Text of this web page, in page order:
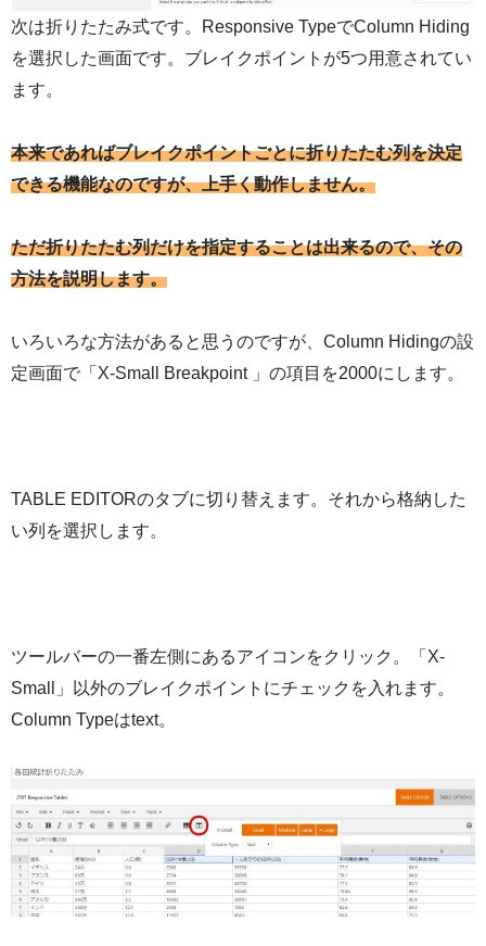
次は折りたたみ式です。Responsive TypeでColumn Hiding
を選択した画面です。ブレイクポイントが5つ用意されてい
ます。
本来であればブレイクポイントごとに折りたたむ列を決定
できる機能なのですが、上手く動作しません。
ただ折りたたむ列だけを指定することは出来るので、その
方法を説明します。
いろいろな方法があると思うのですが、Column Hidingの設
定画面で「X-Small Breakpoint 」の項目を2000にします。
TABLE EDITORのタブに切り替えます。それから格納した
い列を選択します。
ツールバーの一番左側にあるアイコンをクリック。「X-
Small」以外のブレイクポイントにチェックを入れます。
Column Typeはtext。